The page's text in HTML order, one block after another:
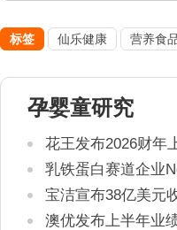
标签 仙乐健康 营养食
孕婴童研究
花王发布2026财年
乳铁蛋白赛道企业
宝洁宣布38亿美元
澳优发布上半年业